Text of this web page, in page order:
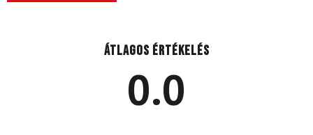
Átlagos értékelés
0.0